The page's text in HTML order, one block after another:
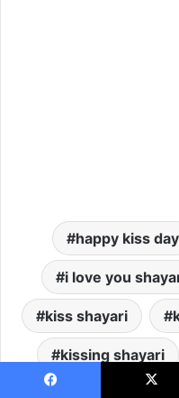
happy kiss day
i love you
kiss shayari
kissing shayari